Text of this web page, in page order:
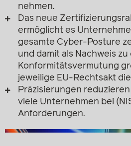
nehmen.
Das neue
ermöglicht es
gesamte Cyber-Posture
und damit als Nachweis zu
Konformitätsvermutung
jeweilige EU-Rechtsakt
Präzisierungen
viele Unternehmen bei
Anforderungen.